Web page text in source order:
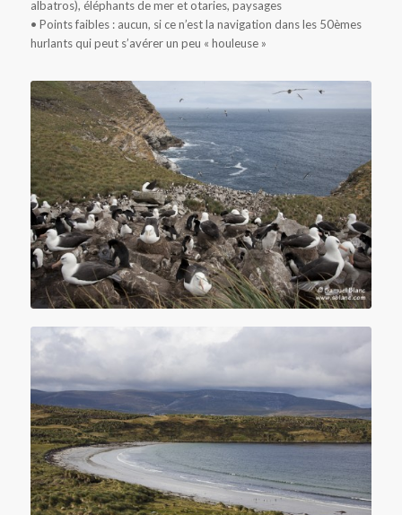
albatros), éléphants de mer et otaries, paysages
• Points faibles : aucun, si ce n’est la navigation dans les 50èmes
hurlants qui peut s’avérer un peu « houleuse »
Colonie d’albatros à sourcils noirs aux Falkland (Malouines)
Plage de Carcass aux Falkland (Malouines)